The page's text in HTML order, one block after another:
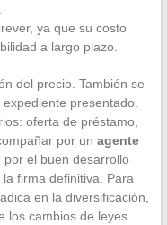
ya que su costo
a largo plazo.
del precio. También se
presentado.
oferta de préstamo,
por un agente
el buen desarrollo
firma definitiva. Para
en la diversificación,
los cambios de leyes.